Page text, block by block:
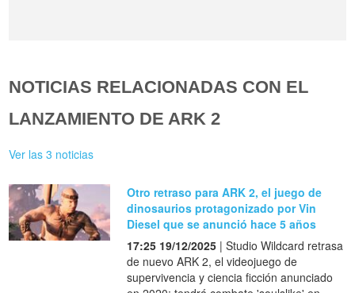
NOTICIAS RELACIONADAS CON EL
LANZAMIENTO DE ARK 2
Ver las 3 noticias
Otro retraso para ARK 2, el juego de
dinosaurios protagonizado por Vin
Diesel que se anunció hace 5 años
17:25 19/12/2025 | Studio Wildcard retrasa
de nuevo ARK 2, el videojuego de
supervivencia y ciencia ficción anunciado